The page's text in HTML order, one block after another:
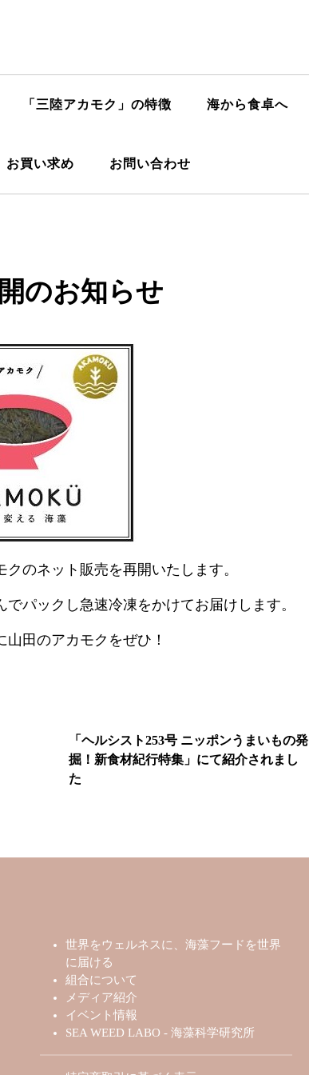
「三陸アカモク」の特徴 海から食卓へ
お買い求め お問い合わせ
のお知らせ
のネット販売を再開いたします。
パックし急速冷凍をかけてお届けします。
田のアカモクをぜひ！
「ヘルシスト253号 ニッポンうまいもの発
掘！新食材紀行特集」にて紹介されまし
た
世界をウェルネスに、海藻フードを世界
に届ける
組合について
メディア紹介
イベント情報
SEA WEED LABO - 海藻科学研究所